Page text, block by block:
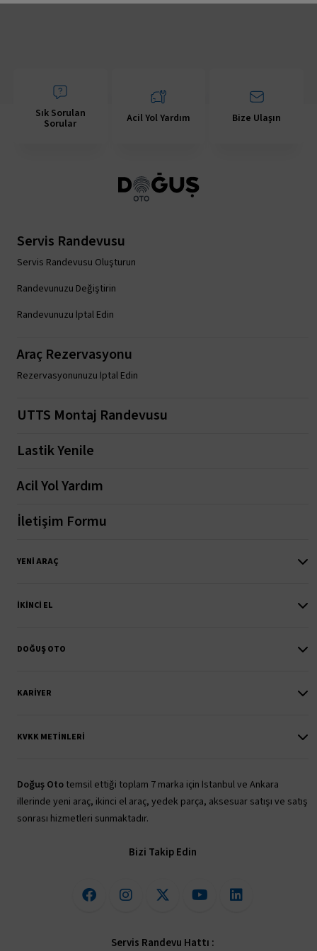
Sık Sorulan
Sorular Acil Yol Yardım Bize Ulaşın
Servis Randevusu
Servis Randevusu Oluşturun
Randevunuzu Değiştirin
Randevunuzu İptal Edin
Araç Rezervasyonu
Rezervasyonunuzu İptal Edin
UTTS Montaj Randevusu
Lastik Yenile
Acil Yol Yardım
İletişim Formu
YENI ARAÇ
İKINCI EL
DOĞUŞ OTO
KARIYER
KVKK METINLERI
Doğuş Oto temsil ettiği toplam 7 marka için İstanbul ve Ankara
illerinde yeni araç, ikinci el araç, yedek parça, aksesuar satışı ve satış
sonrası hizmetleri sunmaktadır.
Bizi Takip Edin
Servis Randevu Hattı :